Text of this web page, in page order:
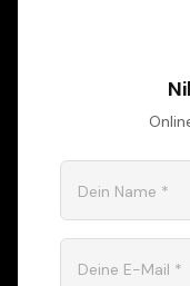
Dein Name *
Deine E-Mail *